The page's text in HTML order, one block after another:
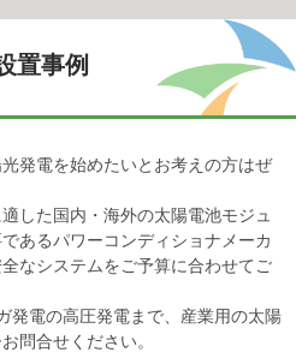
置事例
発電を始めたいとお考えの方はぜ
した国内・海外の太陽電池モジュ
あるパワーコンディショナメーカ
なシステムをご予算に合わせてご
発電の高圧発電まで、産業用の太陽
問合せください。